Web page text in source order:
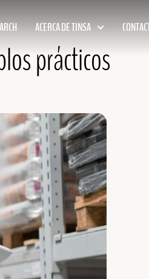
ACERCA DE TINSA
prácticos